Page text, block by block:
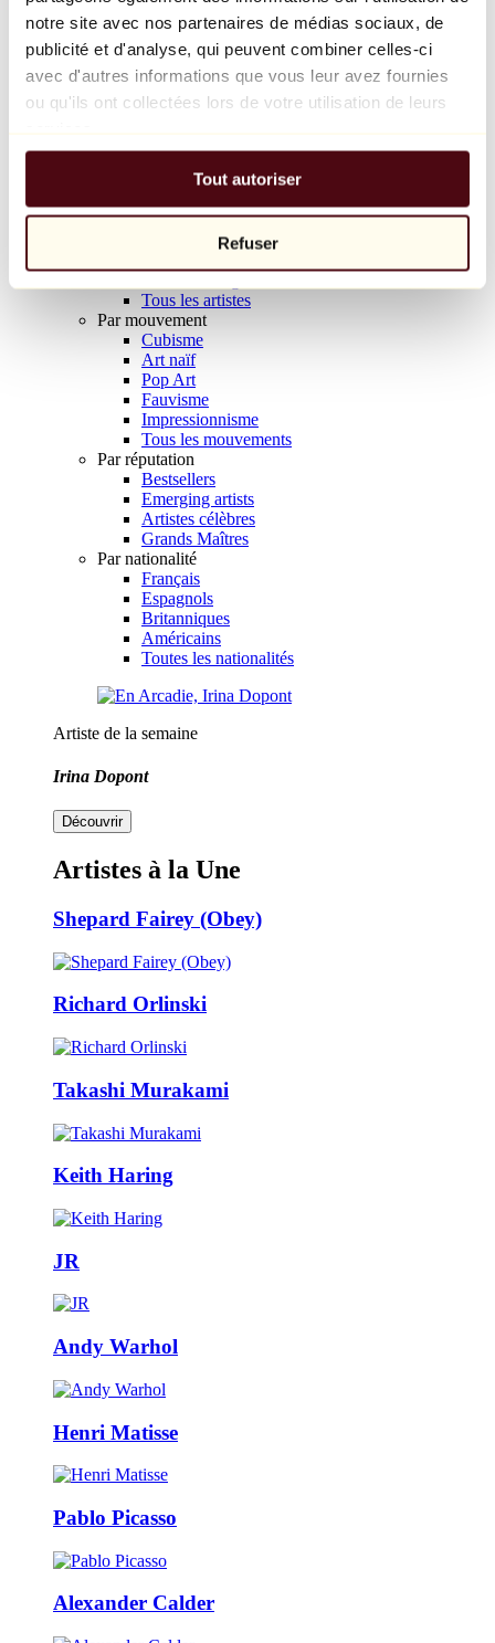
notre site avec nos partenaires de médias sociaux, de
publicité et d'analyse, qui peuvent combiner celles-ci
avec d'autres informations que vous leur avez fournies
ou qu'ils ont collectées lors de votre utilisation de leurs
Tout autoriser
Refuser
Balloon Dog (Orange)
Jeff Koons
10 000 €
Parcourir
Tous les sculpteurs
Tous les photographes
Tous les artistes
Par mouvement
Cubisme
Art naïf
Pop Art
Fauvisme
Impressionnisme
Tous les mouvements
Par réputation
Bestsellers
Emerging artists
Artistes célèbres
Grands Maîtres
Par nationalité
Français
Espagnols
Britanniques
Américains
Toutes les nationalités
Artiste de la semaine
Irina Dopont
Découvrir
Artistes à la Une
Shepard Fairey (Obey)
Richard Orlinski
Takashi Murakami
Keith Haring
JR
Andy Warhol
Henri Matisse
Pablo Picasso
Alexander Calder